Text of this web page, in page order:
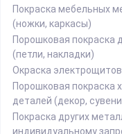
Покраска мебельных
(ножки, каркасы)
Порошковая покраска
(петли, накладки)
Окраска
Порошковая покраска
деталей (декор,
Покраска других
индивидуальному